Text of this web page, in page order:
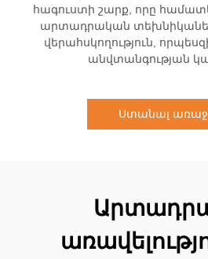
հագուստի շարք, որը
արտադրական
վերահսկողություն,
անվտանգության
Ստանալ